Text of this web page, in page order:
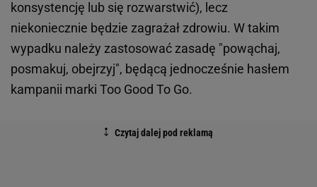
konsystencję lub się rozwarstwić), lecz
niekoniecznie będzie zagrażał zdrowiu. W takim
wypadku należy zastosować zasadę "powąchaj,
posmakuj, obejrzyj", będącą jednocześnie hasłem
kampanii marki Too Good To Go.